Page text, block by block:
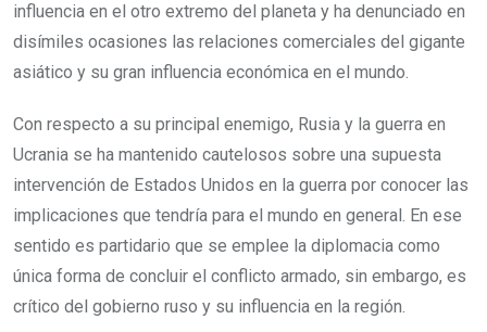
influencia en el otro extremo del planeta y ha denunciado en
disímiles ocasiones las relaciones comerciales del gigante
asiático y su gran influencia económica en el mundo.
Con respecto a su principal enemigo, Rusia y la guerra en
Ucrania se ha mantenido cautelosos sobre una supuesta
intervención de Estados Unidos en la guerra por conocer las
implicaciones que tendría para el mundo en general. En ese
sentido es partidario que se emplee la diplomacia como
única forma de concluir el conflicto armado, sin embargo, es
crítico del gobierno ruso y su influencia en la región.